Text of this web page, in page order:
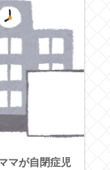
マが自閉症児